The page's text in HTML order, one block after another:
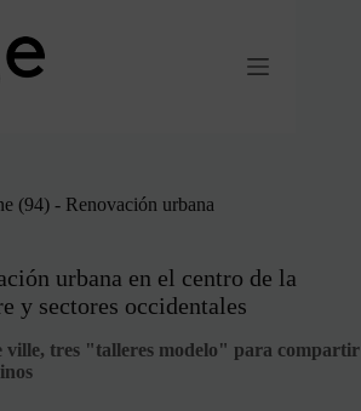
(94) - Renovación urbana
urbana en el centro de la
y sectores occidentales
tres "talleres modelo" para compartir